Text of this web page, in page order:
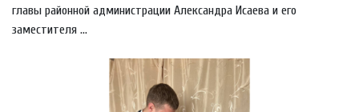
главы районной администрации Александра Исаева и его
заместителя ...